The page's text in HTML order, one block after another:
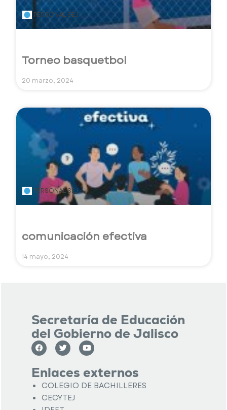
PERSONAL SEJ
Torneo basquetbol
20 marzo, 2024
PERSONAL SEJ
comunicación efectiva
14 mayo, 2024
Secretaría de Educación
del Gobierno de Jalisco
Enlaces externos
COLEGIO DE BACHILLERES
CECYTEJ